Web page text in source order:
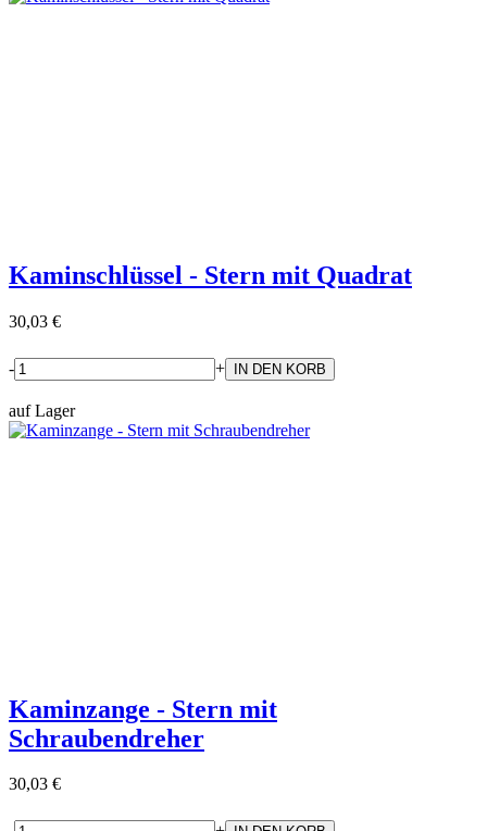
Kaminschlüssel - Stern mit Quadrat
30,03 €
- +
auf Lager
Kaminzange - Stern mit
Schraubendreher
30,03 €